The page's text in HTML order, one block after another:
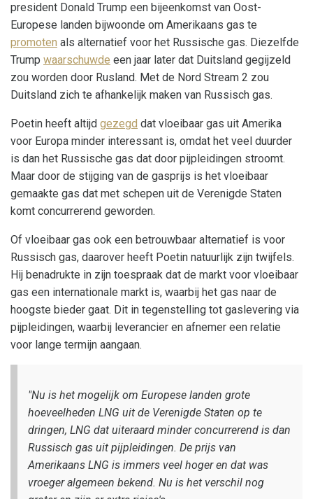
president Donald Trump een bijeenkomst van Oost-
Europese landen bijwoonde om Amerikaans gas te
promoten als alternatief voor het Russische gas. Diezelfde
Trump waarschuwde een jaar later dat Duitsland gegijzeld
zou worden door Rusland. Met de Nord Stream 2 zou
Duitsland zich te afhankelijk maken van Russisch gas.
Poetin heeft altijd gezegd dat vloeibaar gas uit Amerika
voor Europa minder interessant is, omdat het veel duurder
is dan het Russische gas dat door pijpleidingen stroomt.
Maar door de stijging van de gasprijs is het vloeibaar
gemaakte gas dat met schepen uit de Verenigde Staten
komt concurrerend geworden.
Of vloeibaar gas ook een betrouwbaar alternatief is voor
Russisch gas, daarover heeft Poetin natuurlijk zijn twijfels.
Hij benadrukte in zijn toespraak dat de markt voor vloeibaar
gas een internationale markt is, waarbij het gas naar de
hoogste bieder gaat. Dit in tegenstelling tot gaslevering via
pijpleidingen, waarbij leverancier en afnemer een relatie
voor lange termijn aangaan.
"Nu is het mogelijk om Europese landen grote
hoeveelheden LNG uit de Verenigde Staten op te
dringen, LNG dat uiteraard minder concurrerend is dan
Russisch gas uit pijpleidingen. De prijs van
Amerikaans LNG is immers veel hoger en dat was
vroeger algemeen bekend. Nu is het verschil nog